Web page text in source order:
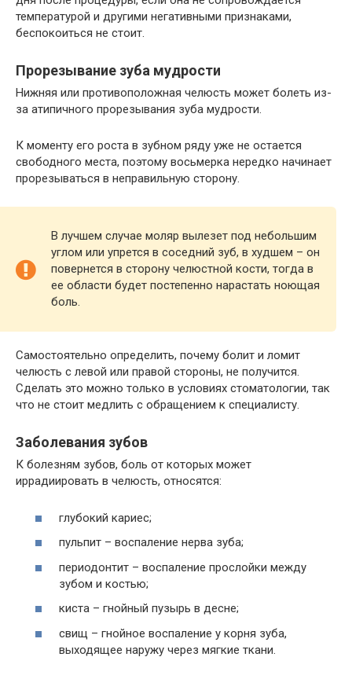
температурой и другими негативными признаками,
беспокоиться не стоит.
Прорезывание зуба мудрости
Нижняя или противоположная челюсть может болеть из-
за атипичного прорезывания зуба мудрости.
К моменту его роста в зубном ряду уже не остается
свободного места, поэтому восьмерка нередко начинает
прорезываться в неправильную сторону.
В лучшем случае моляр вылезет под небольшим
углом или упрется в соседний зуб, в худшем – он
повернется в сторону челюстной кости, тогда в
ее области будет постепенно нарастать ноющая
боль.
Самостоятельно определить, почему болит и ломит
челюсть с левой или правой стороны, не получится.
Сделать это можно только в условиях стоматологии, так
что не стоит медлить с обращением к специалисту.
Заболевания зубов
К болезням зубов, боль от которых может
иррадиировать в челюсть, относятся:
глубокий кариес;
пульпит – воспаление нерва зуба;
периодонтит – воспаление прослойки между
зубом и костью;
киста – гнойный пузырь в десне;
свищ – гнойное воспаление у корня зуба,
выходящее наружу через мягкие ткани.